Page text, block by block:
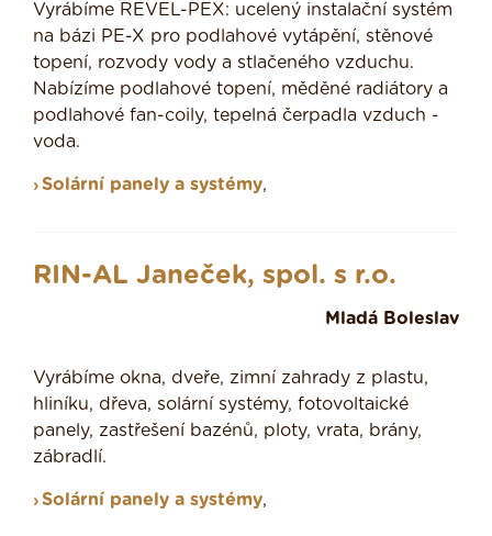
Vyrábíme REVEL-PEX: ucelený instalační systém
na bázi PE-X pro podlahové vytápění, stěnové
topení, rozvody vody a stlačeného vzduchu.
Nabízíme podlahové topení, měděné radiátory a
podlahové fan-coily, tepelná čerpadla vzduch -
voda.
Solární panely a systémy,
RIN-AL Janeček, spol. s r.o.
Mladá Boleslav
Vyrábíme okna, dveře, zimní zahrady z plastu,
hliníku, dřeva, solární systémy, fotovoltaické
panely, zastřešení bazénů, ploty, vrata, brány,
zábradlí.
Solární panely a systémy,